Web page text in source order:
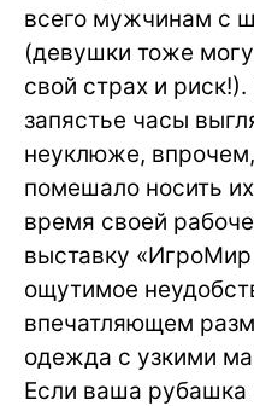
всего мужчинам с
(девушки тоже
свой страх и
запястье часы
неуклюже,
помешало носить
время своей
выставку
ощутимое
впечатляющем
одежда с узкими
Если ваша рубашка